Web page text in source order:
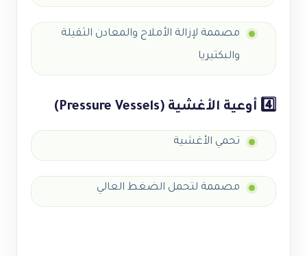
مصممة لإزالة الأملاح والمعادن الثقيلة
والبكتيريا
4️⃣ أوعية الأغشية (Pressure Vessels)
تحمي الأغشية
مصممة لتحمل الضغط العالي